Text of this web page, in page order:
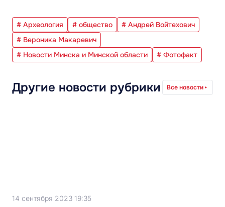
# Археология # общество
# Андрей Войтехович
# Вероника Макаревич
# Новости Минска и Минской области
# Фотофакт
Другие новости рубрики Все новости
14 сентября 2023 19:35